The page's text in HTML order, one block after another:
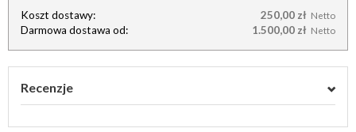
Koszt dostawy: 250,00 zł Netto
Darmowa dostawa od: 1.500,00 zł Netto
Recenzje